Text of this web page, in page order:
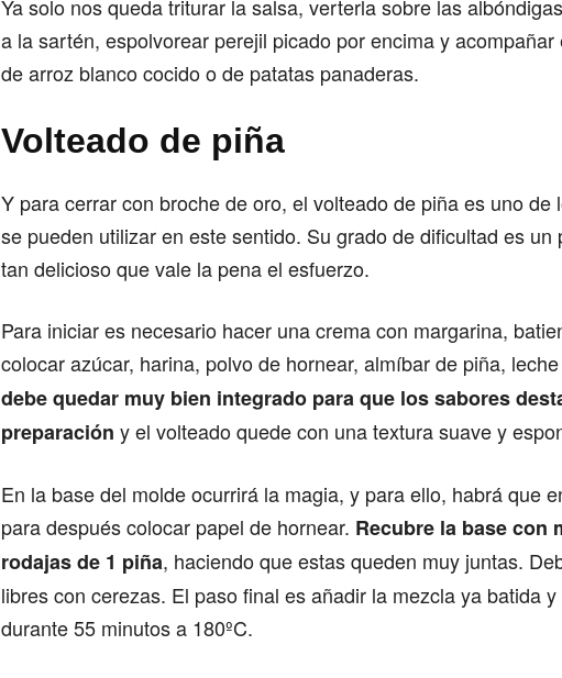
Ya solo nos queda triturar la salsa, verterla sobre las
a la sartén, espolvorear perejil picado por encima y
de arroz blanco cocido o de patatas panaderas.
Volteado de piña
Y para cerrar con broche de oro, el volteado de piña es uno de
se pueden utilizar en este sentido. Su grado de dificultad es un
tan delicioso que vale la pena el esfuerzo.
Para iniciar es necesario hacer una crema con margarina,
colocar azúcar, harina, polvo de hornear, almíbar de piña,
debe quedar muy bien integrado para que los sabores
preparación y el volteado quede con una textura suave y
En la base del molde ocurrirá la magia, y para ello, habrá que
para después colocar papel de hornear. Recubre la base con
rodajas de 1 piña, haciendo que estas queden muy juntas.
libres con cerezas. El paso final es añadir la mezcla ya batida
durante 55 minutos a 180ºC.